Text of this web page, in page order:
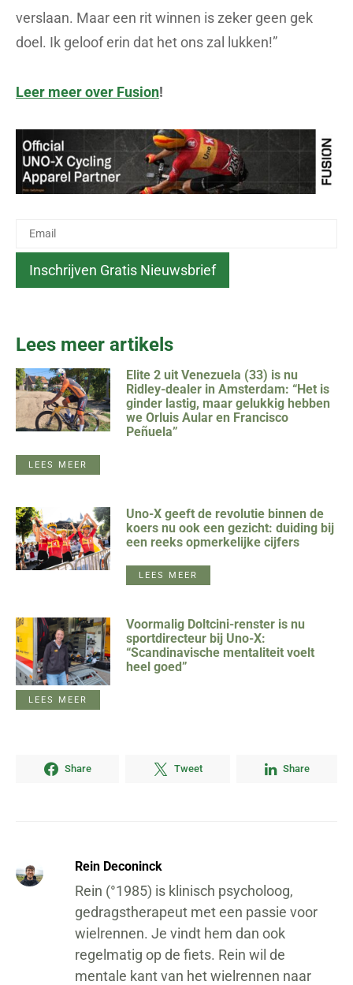
verslaan. Maar een rit winnen is zeker geen gek
doel. Ik geloof erin dat het ons zal lukken!”
Leer meer over Fusion!
Lees meer artikels
Elite 2 uit Venezuela (33) is nu
Ridley-dealer in Amsterdam: “Het is
ginder lastig, maar gelukkig hebben
we Orluis Aular en Francisco
Peñuela”
LEES MEER
Uno-X geeft de revolutie binnen de
koers nu ook een gezicht: duiding bij
een reeks opmerkelijke cijfers
LEES MEER
Voormalig Doltcini-renster is nu
sportdirecteur bij Uno-X:
“Scandinavische mentaliteit voelt
heel goed”
LEES MEER
Share Tweet Share
Rein Deconinck
Rein (°1985) is klinisch psycholoog,
gedragstherapeut met een passie voor
wielrennen. Je vindt hem dan ook
regelmatig op de fiets. Rein wil de
mentale kant van het wielrennen naar